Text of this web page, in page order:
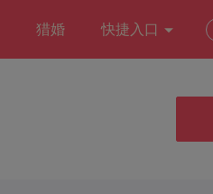
猎婚 快捷入口